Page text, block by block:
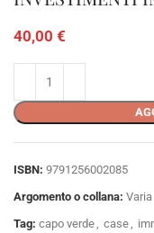
40,00 €
ISBN: 9791256002085
Argomento o collana: Varia
Tag: capo verde case